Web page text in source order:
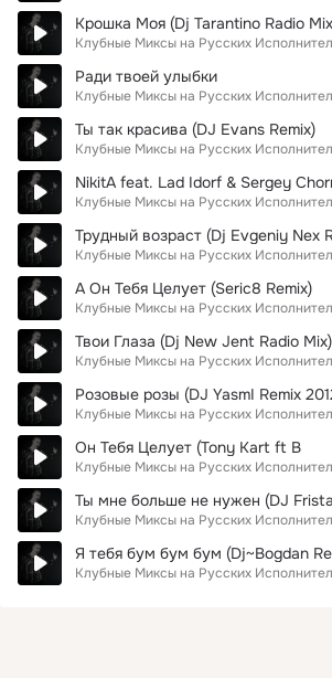
Крошка Моя (Dj Tarantino Radio
Клубные Миксы на Русских
Ради твоей улыбки
Клубные Миксы на Русских
Ты так красива (DJ Evans Remix)
Клубные Миксы на Русских
Клубные Миксы на Русских
Трудный возраст (Dj Evgeniy Nex
Клубные Миксы на Русских
А Он Тебя Целует (Seric8 Remix)
Клубные Миксы на Русских
Твои Глаза (Dj New Jent Radio Mix)
Клубные Миксы на Русских
Розовые розы (DJ YasmI Remix
Клубные Миксы на Русских
Он Тебя Целует (Tony Kart ft B
Клубные Миксы на Русских
Ты мне больше не нужен (DJ
Клубные Миксы на Русских
Я тебя бум бум бум (Dj~Bogdan
Клубные Миксы на Русских